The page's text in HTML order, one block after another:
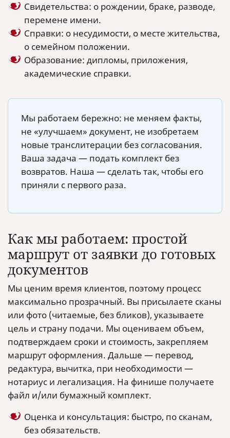
Свидетельства: о рождении, браке, разводе,
перемене имени.
Справки: о несудимости, о месте жительства,
о семейном положении.
Образование: дипломы, приложения,
академические справки.
Мы работаем бережно: не меняем факты,
не «улучшаем» документ, не изобретаем
новые транслитерации без согласования.
Ваша задача — подать комплект без
возвратов. Наша — сделать так, чтобы его
приняли с первого раза.
Как мы работаем: простой
маршрут от заявки до готовых
документов
Мы ценим время клиентов, поэтому процесс
максимально прозрачный. Вы присылаете сканы
или фото (читаемые, без бликов), указываете
цель и страну подачи. Мы оцениваем объем,
подтверждаем сроки и стоимость, закрепляем
маршрут оформления. Дальше — перевод,
редактура, вычитка, при необходимости —
нотариус и легализация. На финише получаете
файл и/или бумажный комплект.
Оценка и консультация: быстро, по сканам,
без обязательств.